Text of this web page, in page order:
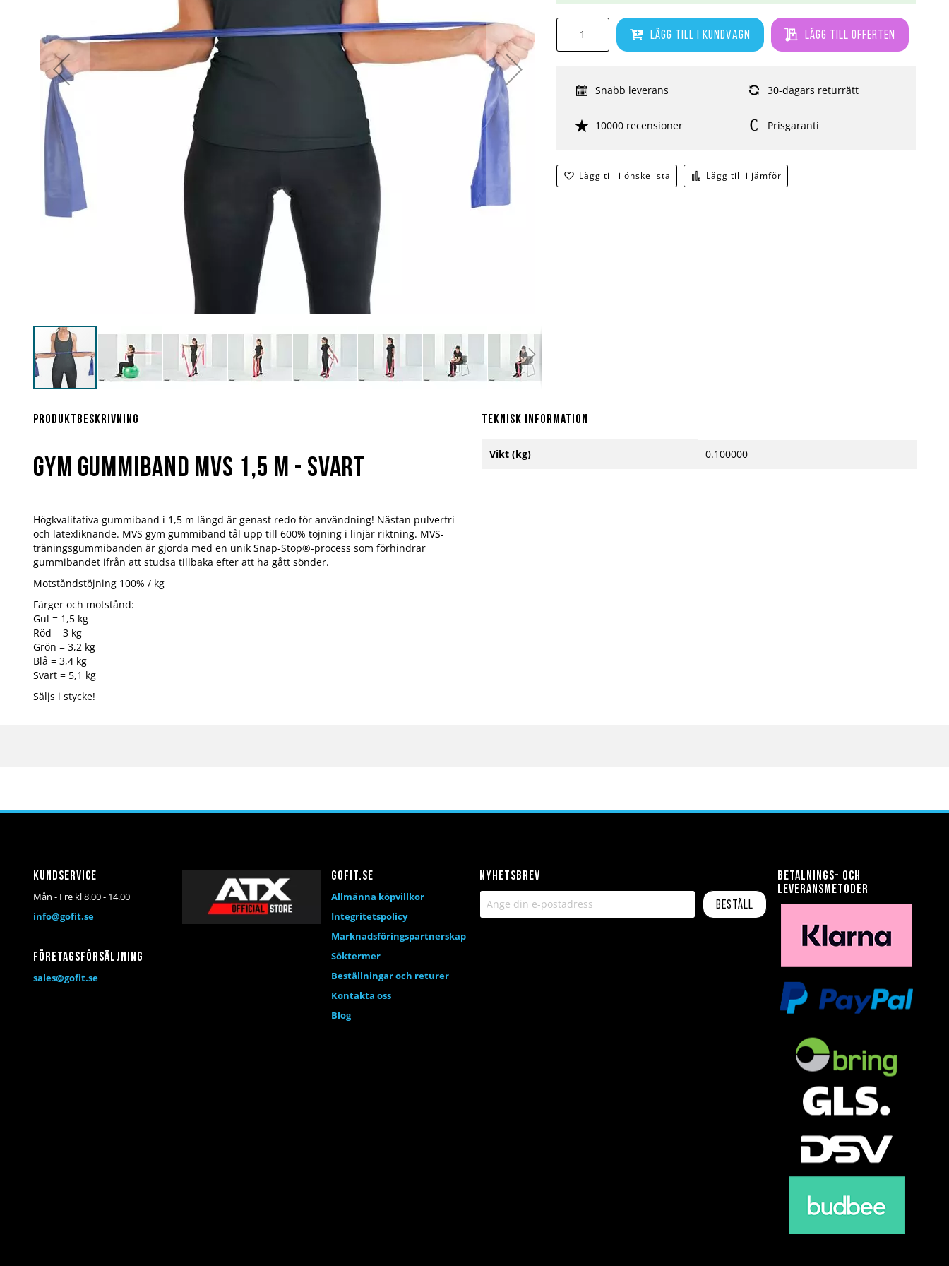
Lägg till i kundvagn Lägg till offerten
Lägg till i önskelista Lägg till i jämför
Snabb leverans 30-dagars returrätt
10000 recensioner Prisgaranti
början
Produktbeskrivning
Gym Gummiband MVS 1,5 m - Svart
Högkvalitativa gummiband i 1,5 m längd är genast redo för användning! Nästan pulverfri
och latexliknande. MVS gym gummiband tål upp till 600% töjning i linjär riktning. MVS-
träningsgummibanden är gjorda med en unik Snap-Stop®-process som förhindrar
gummibandet ifrån att studsa tillbaka efter att ha gått sönder.
Motståndstöjning 100% / kg
Färger och motstånd:
Gul = 1,5 kg
Röd = 3 kg
Grön = 3,2 kg
Blå = 3,4 kg
Svart = 5,1 kg
Säljs i stycke!
Teknisk information
information
Vikt (kg) 0.100000
Nyhetsbrev
Beställ
Kundservice
Mån - Fre kl 8.00 - 14.00
info@gofit.se
Företagsförsäljning
sales@gofit.se
Betalnings- och
leveransmetoder
Gofit.se
Allmänna köpvillkor
Integritetspolicy
Marknadsföringspartnerskap
Söktermer
Beställningar och returer
Kontakta oss
Blog